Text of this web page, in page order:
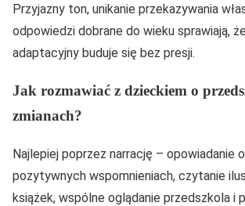
Przyjazny ton, unikanie przekazywania
odpowiedzi dobrane do wieku sprawiają,
adaptacyjny buduje się bez presji.
Jak rozmawiać z dzieckiem o
zmianach?
Najlepiej poprzez narrację – opowiadanie
pozytywnych wspomnieniach, czytanie
książek, wspólne oglądanie przedszkola i